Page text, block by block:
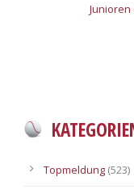
Topmeldung (523)